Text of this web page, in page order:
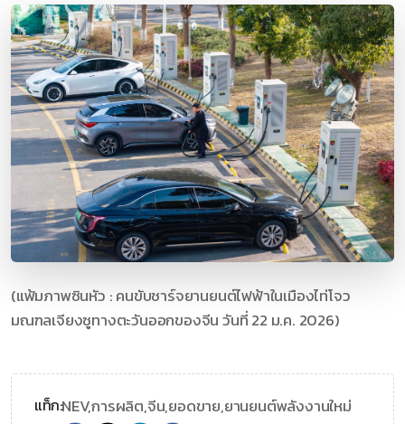
(แฟ้มภาพซินหัว : คนขับชาร์จยานยนต์ไฟฟ้าในเมืองไท่โจว
มณฑลเจียงซูทางตะวันออกของจีน วันที่ 22 ม.ค. 2026)
แท็ก:NEV,การผลิต,จีน,ยอดขาย,ยานยนต์พลังงานใหม่